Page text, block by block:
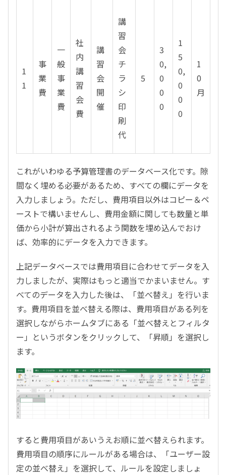
1
1
事
業
費
一
般
事
業
費
社
内
講
習
会
費
講
習
会
開
催
講
習
会
チ
ラ
シ
印
刷
代
5
3
0,
0
0
0
1
5
0,
0
0
0
1
0
月
これがいわゆる予算管理書のデータベース化です。隙
間なく埋める必要があるため、すべての欄にデータを
入力しましょう。ただし、費用項目以外はコピー＆ペ
ーストで構いませんし、費用金額に関しても数量と単
価から小計が算出されるよう関数を埋め込んでおけ
ば、効率的にデータを入力できます。
上記データベースでは費用項目に合わせてデータを入
力しましたが、実際はもっと適当でかまいません。す
べてのデータを入力した後は、「並べ替え」を行いま
す。費用項目を並べ替える際は、費用項目がある列を
選択しながらホームタブにある「並べ替えとフィルタ
ー」というボタンをクリックして、「昇順」を選択し
ます。
すると費用項目があいうえお順に並べ替えられます。
費用項目の順序にルールがある場合は、「ユーザー設
定の並べ替え」を選択して、ルールを設定しましょ